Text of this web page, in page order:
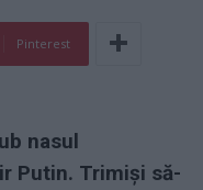
Pinterest
nasul
Putin. Trimiși să-